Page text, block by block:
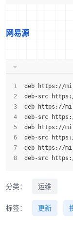
网易源
deb https://
deb-src
deb https://
deb-src
deb https://
deb-src
deb https://
deb-src
分类： 运维
标签： 更新